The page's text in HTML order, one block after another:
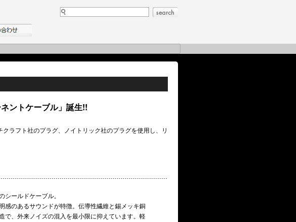
ントケーブル」誕生!!
ラフト社のプラグ、ノイトリック社のプラグを使用し、リ
シールドケーブル。
感のあるサウンドが特徴。伝導性繊維と錫メッキ銅
で、外来ノイズの混入を最小限に抑えています。軽